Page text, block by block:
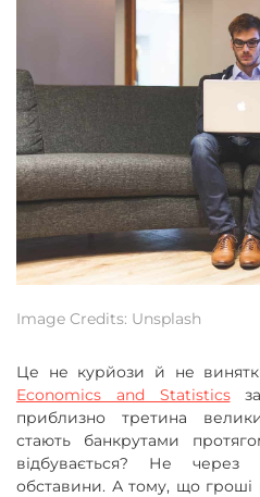
Image Credits: Unsplash
Це не курйози й не
Economics and Statistics
приблизно третина
стають банкрутами
відбувається? Не через
обставини. А тому, що